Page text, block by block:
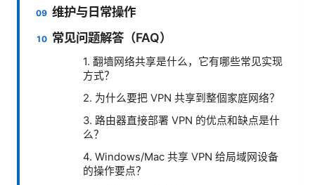
维护与日常操作
常见问题解答（FAQ）
1. 翻墙网络共享是什么，它有哪些常见实现
方式？
2. 为什么要把 VPN 共享到整個家庭网络？
3. 路由器直接部署 VPN 的优点和缺点是什
么？
4. Windows/Mac 共享 VPN 给局域网设备
的操作要点？